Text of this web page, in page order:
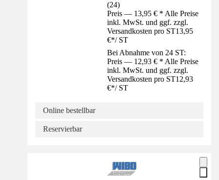
(24)
Preis — 13,95 € * Alle Preise
inkl. MwSt. und ggf. zzgl.
Versandkosten pro ST13,95
€*/ ST
Bei Abnahme von 24 ST:
Preis — 12,93 € * Alle Preise
inkl. MwSt. und ggf. zzgl.
Versandkosten pro ST12,93
€*/ ST
Online bestellbar
Reservierbar